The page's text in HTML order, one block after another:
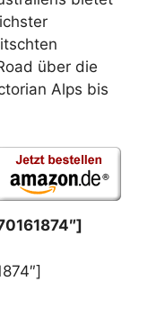
über die
Alps bis